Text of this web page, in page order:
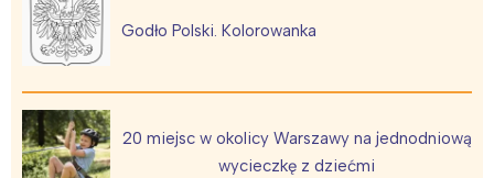
Godło Polski. Kolorowanka
20 miejsc w okolicy Warszawy na jednodniową
wycieczkę z dziećmi
Trójmiasto
Poznań
Wybieram